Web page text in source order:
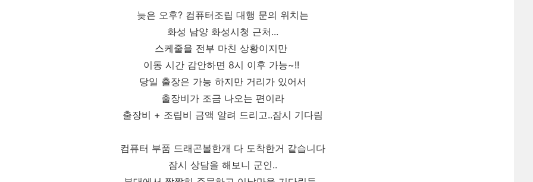
늦은 오후? 컴퓨터조립 대행 문의 위치는
화성 남양 화성시청 근처...
스케줄을 전부 마친 상황이지만
이동 시간 감안하면 8시 이후 가능~!!
당일 출장은 가능 하지만 거리가 있어서
출장비가 조금 나오는 편이라
출장비 + 조립비 금액 알려 드리고..잠시 기다림
컴퓨터 부품 드래곤볼한개 다 도착한거 같습니다
잠시 상담을 해보니 군인..